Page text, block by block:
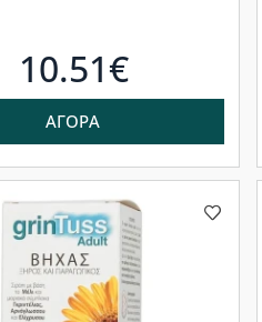
10.51€
ΑΓΟΡΑ